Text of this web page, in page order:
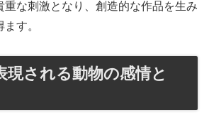
重な刺激となり、創造的な作品を生み
す。
現される動物の感情と